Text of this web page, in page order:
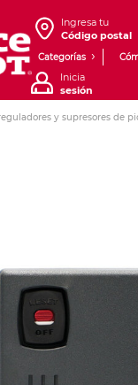
Ingresa tu
Código postal
Categorías
Inicia
sesión
y supresores de